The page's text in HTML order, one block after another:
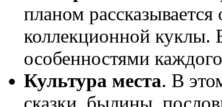
планом
коллекционной куклы.
особенностями
Культура места. В
сказки, былины,